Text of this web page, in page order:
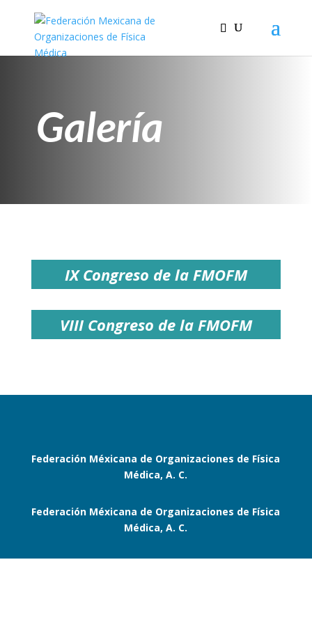
Galería
IX Congreso de la FMOFM
VIII Congreso de la FMOFM
Federación Méxicana de Organizaciones de Física
Médica, A. C.
Federación Méxicana de Organizaciones de Física
Médica, A. C.